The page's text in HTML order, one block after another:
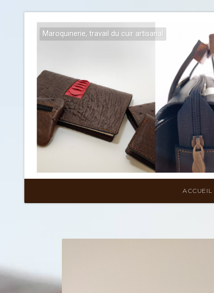
Maroquinerie, travail du cuir artisanal
ACCUEIL